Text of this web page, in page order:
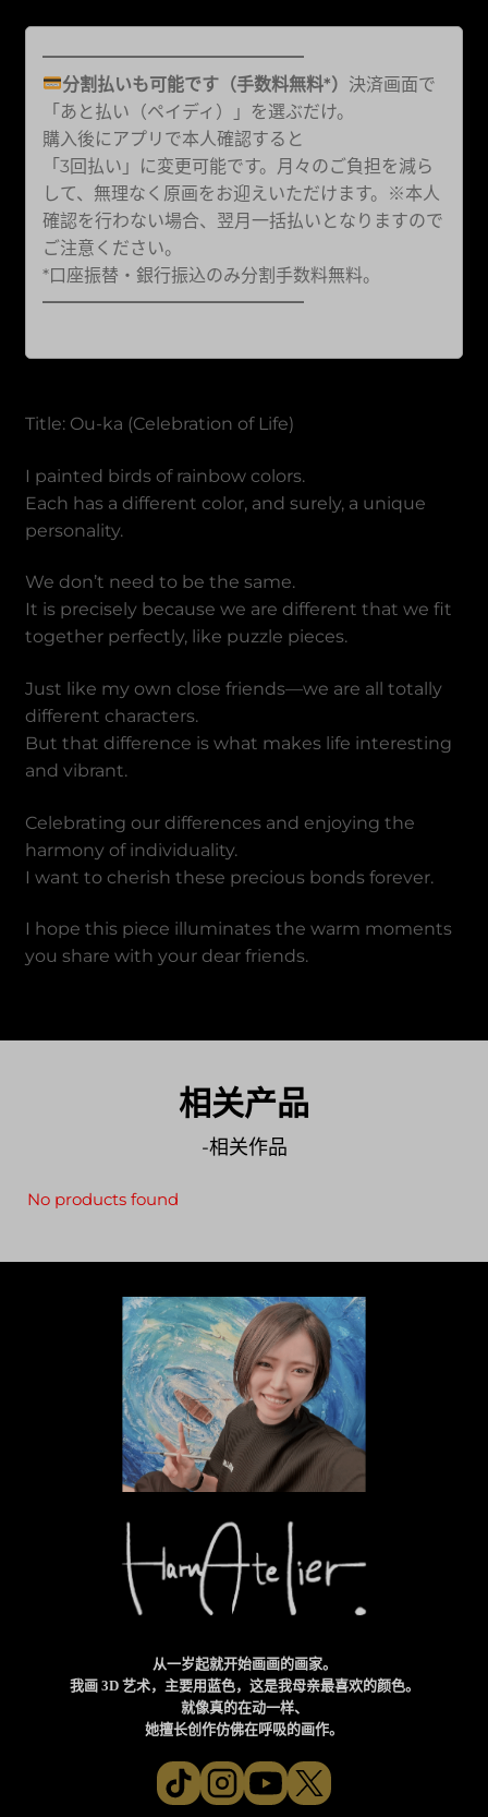
━━━━━━━━━━━━━━━
分割払いも可能です（手数料無料*） 決済画面で
「あと払い（ペイディ）」を選ぶだけ。
購入後にアプリで本人確認すると
「3回払い」に変更可能です。月々のご負担を減ら
して、無理なく原画をお迎えいただけます。※本人
確認を行わない場合、翌月一括払いとなりますので
ご注意ください。
*口座振替・銀行振込のみ分割手数料無料。
━━━━━━━━━━━━━━━
Title: Ou-ka (Celebration of Life)
I painted birds of rainbow colors.
Each has a different color, and surely, a unique
personality.
We don’t need to be the same.
It is precisely because we are different that we fit
together perfectly, like puzzle pieces.
Just like my own close friends—we are all totally
different characters.
But that difference is what makes life interesting
and vibrant.
Celebrating our differences and enjoying the
harmony of individuality.
I want to cherish these precious bonds forever.
I hope this piece illuminates the warm moments
you share with your dear friends.
相关产品
-相关作品
No products found
从一岁起就开始画画的画家。
我画 3D 艺术，主要用蓝色，这是我母亲最喜欢的颜色。
就像真的在动一样、
她擅长创作仿佛在呼吸的画作。